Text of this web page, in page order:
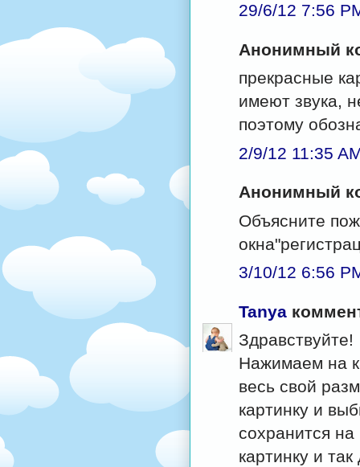
29/6/12 7:56
Анонимный
прекрасные
имеют звука,
поэтому
2/9/12 11:35
Анонимный
Объясните
3/10/12 6:56
Tanya
Здравствуйте!
Нажимаем на
весь свой
картинку и
сохранится
картинку и